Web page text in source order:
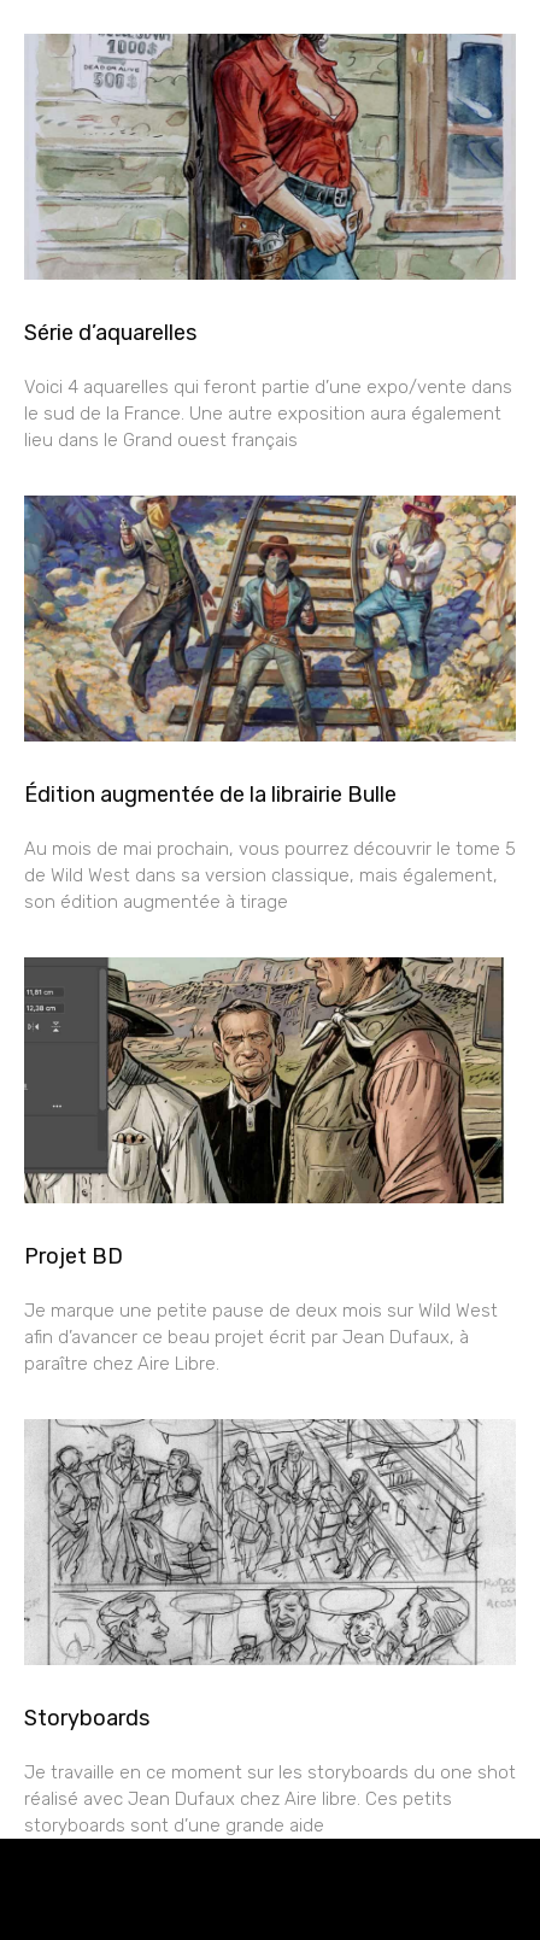
Série d’aquarelles
Voici 4 aquarelles qui feront partie d’une expo/vente dans
le sud de la France. Une autre exposition aura également
lieu dans le Grand ouest français
Édition augmentée de la librairie Bulle
Au mois de mai prochain, vous pourrez découvrir le tome 5
de Wild West dans sa version classique, mais également,
son édition augmentée à tirage
Projet BD
Je marque une petite pause de deux mois sur Wild West
afin d’avancer ce beau projet écrit par Jean Dufaux, à
paraître chez Aire Libre.
Storyboards
Je travaille en ce moment sur les storyboards du one shot
réalisé avec Jean Dufaux chez Aire libre. Ces petits
storyboards sont d’une grande aide